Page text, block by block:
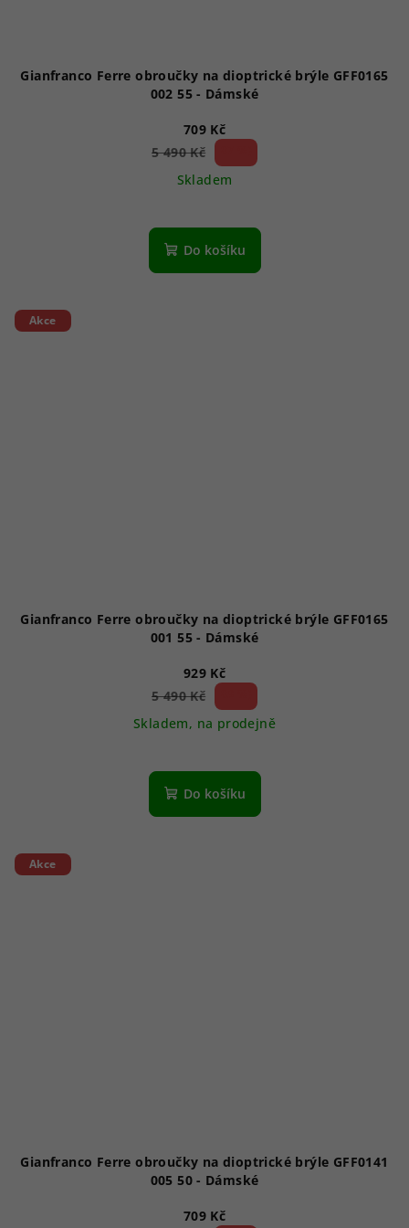
Gianfranco Ferre obroučky na dioptrické brýle GFF0165
002 55 - Dámské
709 Kč
5 490 Kč
Skladem
Do košíku
Akce
Gianfranco Ferre obroučky na dioptrické brýle GFF0165
001 55 - Dámské
929 Kč
5 490 Kč
Skladem, na prodejně
Do košíku
Akce
Gianfranco Ferre obroučky na dioptrické brýle GFF0141
005 50 - Dámské
709 Kč